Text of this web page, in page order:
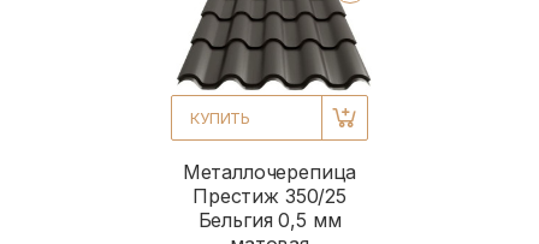
КУПИТЬ
Металлочерепица
Престиж 350/25
Бельгия 0,5 мм